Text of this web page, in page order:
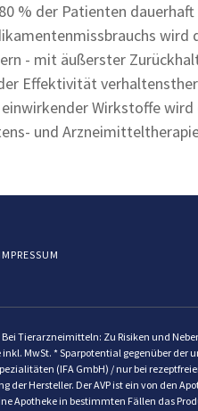
% der Patienten
wird
- mit äußerster
Effektivität
Wirkstoffe
und
IMPRESSUM
Tierarzneimitteln: Zu Risiken und
MwSt. * Sparpotential gegenüber der
(IFA GmbH) / nur bei
der Hersteller. Der AVP ist ein von den
Apotheke in bestimmten Fällen das